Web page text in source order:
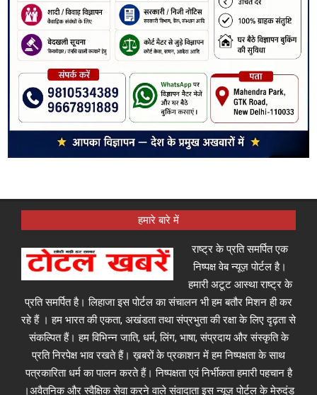
हमारे बारे में
राष्ट्र के प्रति समर्पित एक
निष्पक्ष वेब न्यूज़ पोर्टल है।
हमारी अटूट आस्था राष्ट्र के
प्रति समर्पित है। लिहाजा इस पोर्टल का संचालन भी हम बतौर मिशन ही कर
रहे हैं । हम भारत की एकता, अखंडता तथा संप्रभुता की रक्षा के लिए दृढ़ता से
संकल्पित हैं। हम विभिन्न जाति, धर्म, लिंग, भाषा, संप्रदाय और संस्कृति के
प्रति निरपेक्ष भाव रखते हैं। ख़बरों के प्रकाशन में हम निष्पक्षता के साथ
पत्रकारिता धर्म का पालन करते हैं। निष्पक्षता एवं निर्भीकता हमारी पहचान है
।अवैतनिक और स्वैक्षिक सेवा करने वाले संवादाता इस न्यूज़ पोर्टल के मेरुदंड